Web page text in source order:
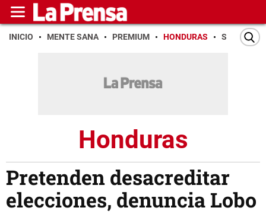
INICIO MENTE SANA PREMIUM HONDURAS SAN PEDRO
Honduras
Pretenden desacreditar
elecciones, denuncia Lobo